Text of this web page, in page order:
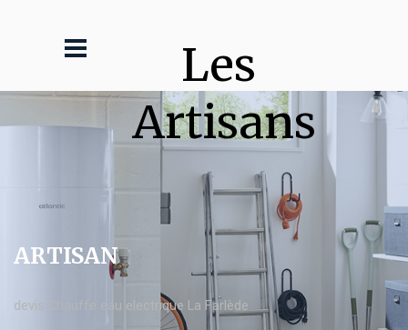
Les
Artisans
ARTISAN
devis Chauffe eau electrique La Farlède